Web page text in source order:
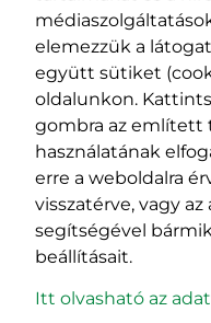
400029
Fürdő (Card. Iuliu
szám
tel/fax:0723 250
email:
elemezzük a
együtt sütiket
oldalunkon.
gombra az említett
használatának
erre a weboldalra
visszatérve, vagy
segítségével
beállításait.
Itt olvasható az